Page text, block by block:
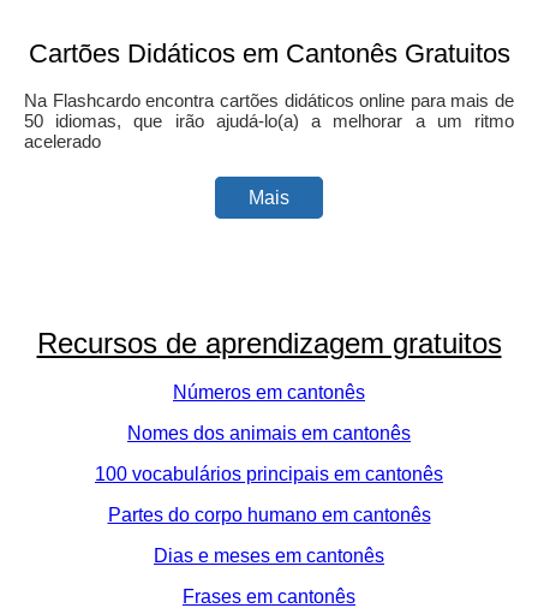
Cartões Didáticos em Cantonês Gratuitos
Na Flashcardo encontra cartões didáticos online para mais de
50 idiomas, que irão ajudá-lo(a) a melhorar a um ritmo
acelerado
Mais
Recursos de aprendizagem gratuitos
Números em cantonês
Nomes dos animais em cantonês
100 vocabulários principais em cantonês
Partes do corpo humano em cantonês
Dias e meses em cantonês
Frases em cantonês